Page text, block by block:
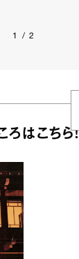
1 / 2
ろはこちら！